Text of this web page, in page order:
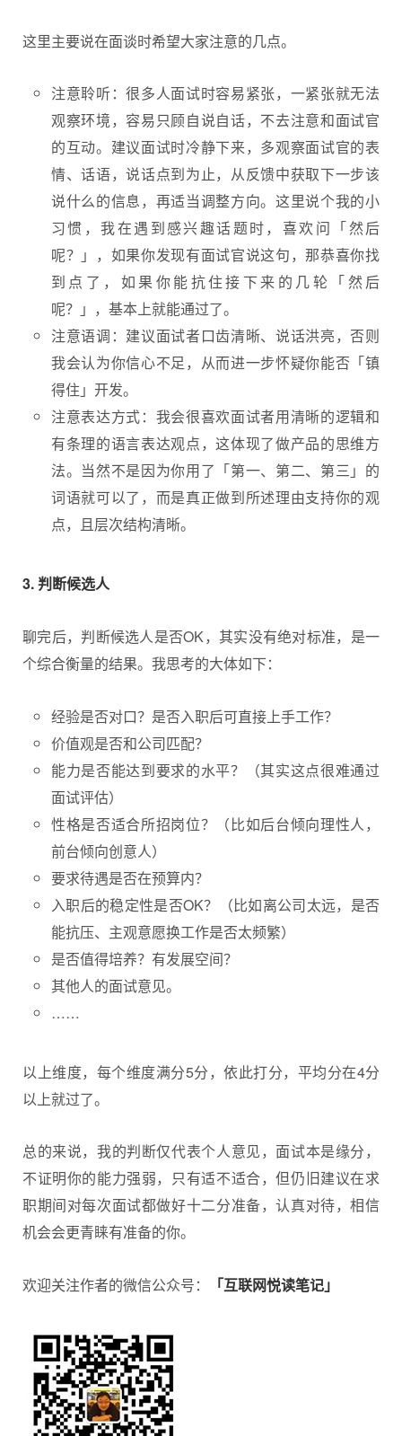
这里主要说在面谈时希望大家注意的几点。
注意聆听：很多人面试时容易紧张，一紧张就无法
观察环境，容易只顾自说自话，不去注意和面试官
的互动。建议面试时冷静下来，多观察面试官的表
情、话语，说话点到为止，从反馈中获取下一步该
说什么的信息，再适当调整方向。这里说个我的小
习惯，我在遇到感兴趣话题时，喜欢问「然后
呢？」，如果你发现有面试官说这句，那恭喜你找
到点了，如果你能抗住接下来的几轮「然后
呢？」，基本上就能通过了。
注意语调：建议面试者口齿清晰、说话洪亮，否则
我会认为你信心不足，从而进一步怀疑你能否「镇
得住」开发。
注意表达方式：我会很喜欢面试者用清晰的逻辑和
有条理的语言表达观点，这体现了做产品的思维方
法。当然不是因为你用了「第一、第二、第三」的
词语就可以了，而是真正做到所述理由支持你的观
点，且层次结构清晰。
3. 判断候选人
聊完后，判断候选人是否OK，其实没有绝对标准，是一
个综合衡量的结果。我思考的大体如下：
经验是否对口？是否入职后可直接上手工作？
价值观是否和公司匹配？
能力是否能达到要求的水平？（其实这点很难通过
面试评估）
性格是否适合所招岗位？（比如后台倾向理性人，
前台倾向创意人）
要求待遇是否在预算内？
入职后的稳定性是否OK？（比如离公司太远，是否
能抗压、主观意愿换工作是否太频繁）
是否值得培养？有发展空间？
其他人的面试意见。
……
以上维度，每个维度满分5分，依此打分，平均分在4分
以上就过了。
总的来说，我的判断仅代表个人意见，面试本是缘分，
不证明你的能力强弱，只有适不适合，但仍旧建议在求
职期间对每次面试都做好十二分准备，认真对待，相信
机会会更青睐有准备的你。
欢迎关注作者的微信公众号： 「互联网悦读笔记」